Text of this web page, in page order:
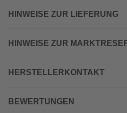
HINWEISE ZUR LIEFERUNG
HINWEISE ZUR
HERSTELLERKONTAKT
BEWERTUNGEN